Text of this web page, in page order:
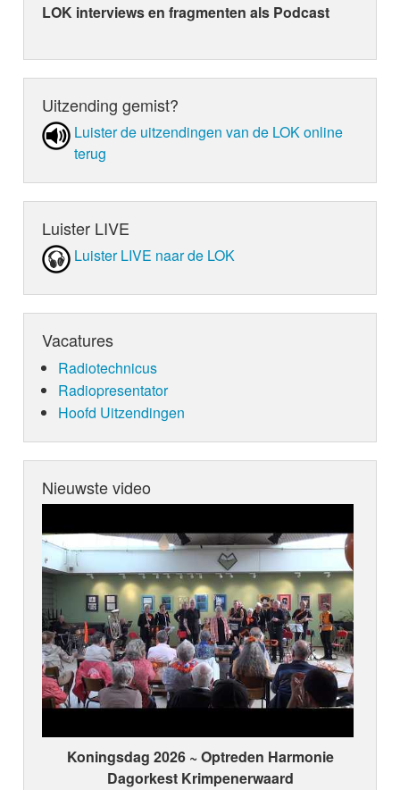
LOK interviews en fragmenten als Podcast
Uitzending gemist?
Luister de uit­zen­din­gen van de LOK online
terug
Luister LIVE
Luister LIVE naar de LOK
Vacatures
Radiotechnicus
Radiopresentator
Hoofd Uitzendingen
Nieuwste video
Koningsdag 2026 ~ Optreden Harmonie
Dagorkest Krimpenerwaard